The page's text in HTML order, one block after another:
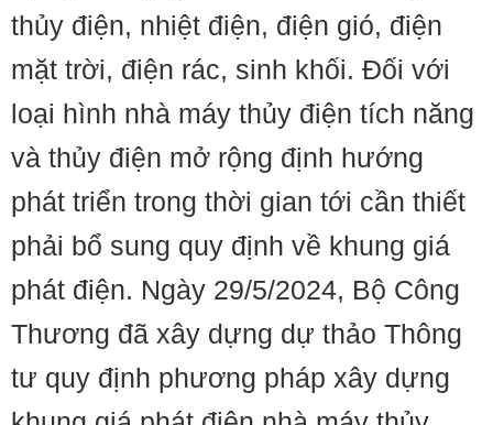
thủy điện, nhiệt điện, điện gió, điện
mặt trời, điện rác, sinh khối. Đối với
loại hình nhà máy thủy điện tích năng
và thủy điện mở rộng định hướng
phát triển trong thời gian tới cần thiết
phải bổ sung quy định về khung giá
phát điện. Ngày 29/5/2024, Bộ Công
Thương đã xây dựng dự thảo Thông
tư quy định phương pháp xây dựng